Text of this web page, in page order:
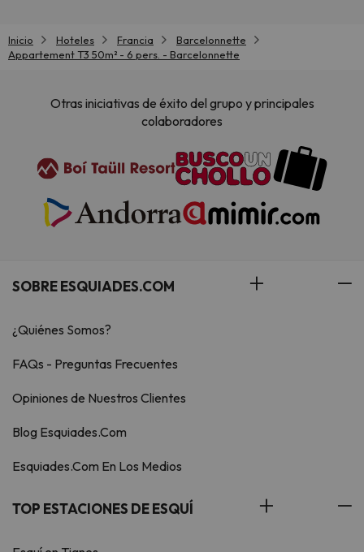
Inicio Hoteles Francia
Barcelonnette
Appartement T3 50m² - 6 pers. - Barcelonnette
Otras iniciativas de éxito del grupo y principales
colaboradores
SOBRE ESQUIADES.COM
¿Quiénes Somos?
FAQs - Preguntas Frecuentes
Opiniones de Nuestros Clientes
Blog Esquiades.Com
Esquiades.Com En Los Medios
TOP ESTACIONES DE ESQUÍ